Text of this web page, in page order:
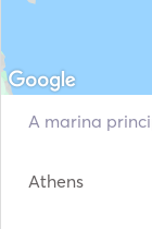
    WiFi (5GB) on board.
costs.
A marina
Athens